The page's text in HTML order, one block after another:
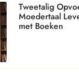
Tweetalig
Moedertaal
met Boeken